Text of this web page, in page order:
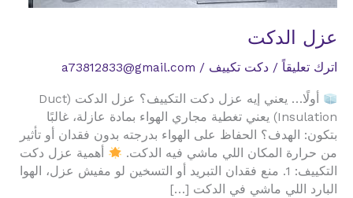
عزل الدكت
اترك تعليقاً / دكت تكييف /
a73812833@gmail.com
أولًا… يعني إيه عزل دكت التكييف؟ عزل الدكت (Duct
Insulation) يعني تغطية مجاري الهواء بمادة عازلة، غالبًا
بتكون: الهدف؟ الحفاظ على الهواء بدرجته بدون فقدان أو تأثير
من حرارة المكان اللي ماشي فيه الدكت.
أهمية عزل دكت
التكييف: 1. منع فقدان التبريد أو التسخين لو مفيش عزل، الهوا
البارد اللي ماشي في الدكت […]